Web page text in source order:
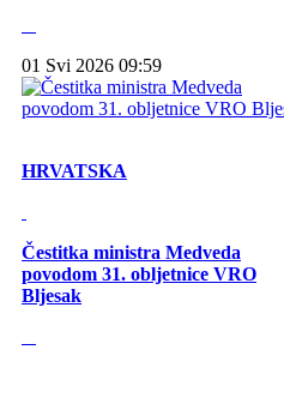
01 Svi 2026 09:59
HRVATSKA
Čestitka ministra Medveda
povodom 31. obljetnice VRO
Bljesak